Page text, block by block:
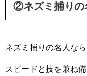
②ネズミ捕りの
ネズミ捕りの名人な
スピードと技を兼ね